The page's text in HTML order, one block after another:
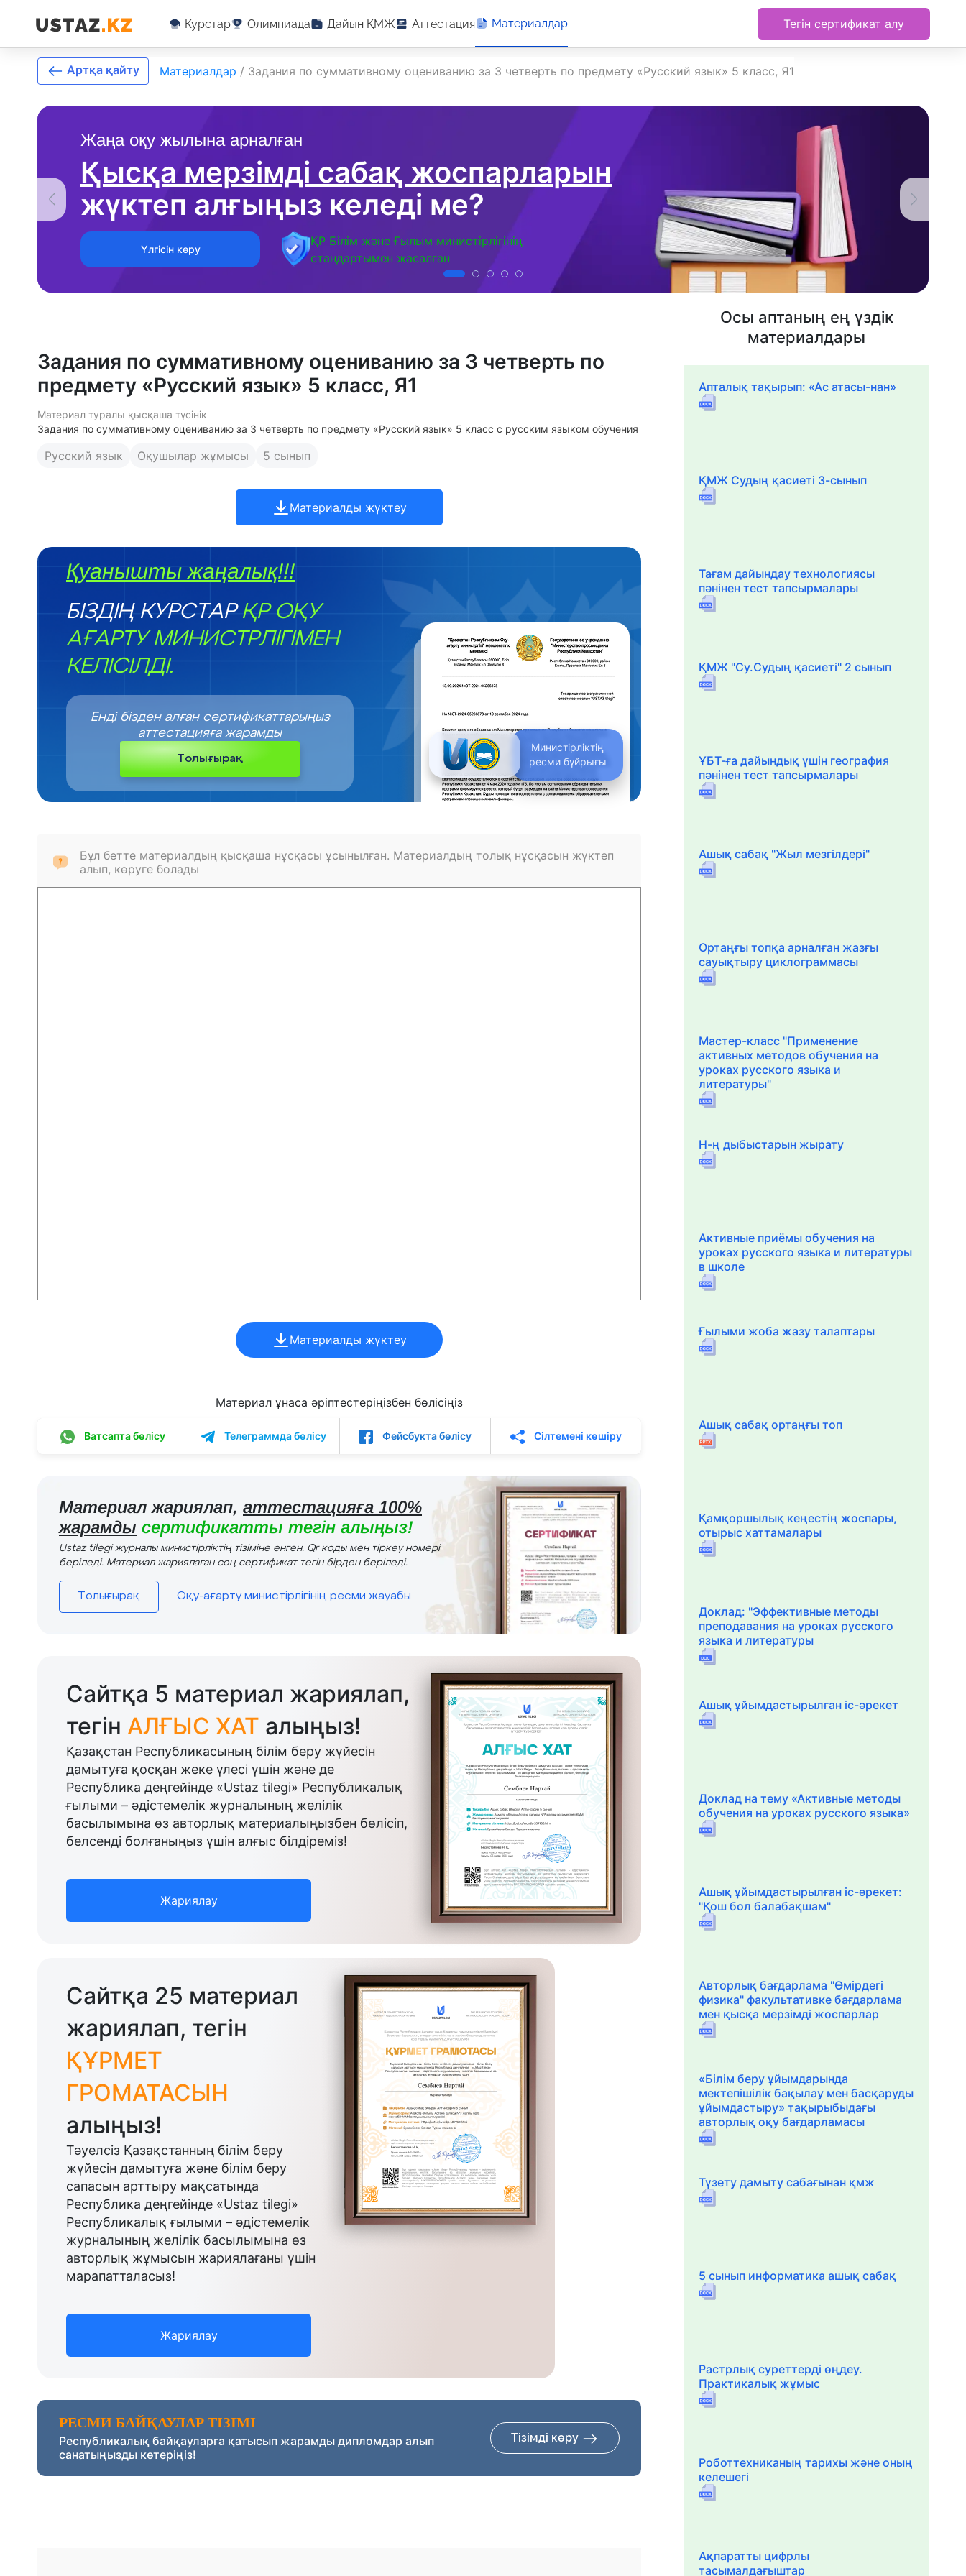
Курстар Олимпиада Дайын ҚМЖ Аттестация Материалдар Тегін сертификат алу
Жаңа оқу жылына арналған
Қысқа мерзімді сабақ жоспарларын
жүктеп алғыңыз келеді ме?
Үлгісін көру
ҚР Білім және Ғылым министірлігінің
стандартымен жасалған
Артқа қайту Материалдар / Задания по суммативному оцениванию за 3 четверть по предмету «Русский язык» 5 класс, Я1
Задания по суммативному оцениванию за 3 четверть по
предмету «Русский язык» 5 класс, Я1
Материал туралы қысқаша түсінік
Задания по суммативному оцениванию за 3 четверть по предмету «Русский язык» 5 класс с русским языком обучения
Русский язык Оқушылар жұмысы 5 сынып
Материалды жүктеу
Қуанышты жаңалық!!!
БІЗДІҢ КУРСТАР ҚР ОҚУ
АҒАРТУ МИНИСТРЛІГІМЕН
КЕЛІСІЛДІ.
Министірліктің
ресми бұйрығы
Енді бізден алған сертификаттарыңыз
аттестацияға жарамды
Толығырақ
Бұл бетте материалдың қысқаша нұсқасы ұсынылған. Материалдың толық нұсқасын жүктеп
алып, көруге болады
Материалды жүктеу
Материал ұнаса әріптестеріңізбен бөлісіңіз
Ватсапта бөлісу Телеграммда бөлісу Фейсбукта бөлісу Сілтемені көшіру
Материал жариялап, аттестацияға 100%
жарамды сертификатты тегін алыңыз!
Ustaz tilegi журналы министірліктің тізіміне енген. Qr коды мен тіркеу номері
беріледі. Материал жариялаған соң сертификат тегін бірден беріледі.
Толығырақ Оқу-ағарту министірлігінің ресми жауабы
Сайтқа 5 материал жариялап,
тегін АЛҒЫС ХАТ алыңыз!
Қазақстан Республикасының білім беру жүйесін
дамытуға қосқан жеке үлесі үшін және де
Республика деңгейінде «Ustaz tilegi» Республикалық
ғылыми – әдістемелік журналының желілік
басылымына өз авторлық материалыңызбен бөлісіп,
белсенді болғаныңыз үшін алғыс білдіреміз!
Жариялау
Сайтқа 25 материал
жариялап, тегін
ҚҰРМЕТ
ГРОМАТАСЫН
алыңыз!
Тәуелсіз Қазақстанның білім беру
жүйесін дамытуға және білім беру
сапасын арттыру мақсатында
Республика деңгейінде «Ustaz tilegi»
Республикалық ғылыми – әдістемелік
журналының желілік басылымына өз
авторлық жұмысын жариялағаны үшін
марапатталасыз!
Жариялау
РЕСМИ БАЙҚАУЛАР ТІЗІМІ
Республикалық байқауларға қатысып жарамды дипломдар алып
санатыңызды көтеріңіз!
Тізімді көру
Осы аптаның ең үздік
материалдары
Апталық тақырып: «Ас атасы-нан»
ҚМЖ Судың қасиеті 3-сынып
Тағам дайындау технологиясы
пәнінен тест тапсырмалары
ҚМЖ "Су.Судың қасиеті" 2 сынып
ҰБТ-ға дайындық үшін география
пәнінен тест тапсырмалары
Ашық сабақ "Жыл мезгілдері"
Ортаңғы топқа арналған жазғы
сауықтыру циклограммасы
Мастер-класс "Применение
активных методов обучения на
уроках русского языка и
литературы"
Н-ң дыбыстарын жырату
Активные приёмы обучения на
уроках русского языка и литературы
в школе
Ғылыми жоба жазу талаптары
Ашық сабақ ортаңғы топ
Қамқоршылық кеңестің жоспары,
отырыс хаттамалары
Доклад: "Эффективные методы
преподавания на уроках русского
языка и литературы
Ашық ұйымдастырылған іс-әрекет
Доклад на тему «Активные методы
обучения на уроках русского языка»
Ашық ұйымдастырылған іс-әрекет:
"Қош бол балабақшам"
Авторлық бағдарлама "Өмірдегі
физика" факультативке бағдарлама
мен қысқа мерзімді жоспарлар
«Білім беру ұйымдарында
мектепішілік бақылау мен басқаруды
ұйымдастыру» тақырыбыдағы
авторлық оқу бағдарламасы
Түзету дамыту сабағынан қмж
5 сынып информатика ашық сабақ
Растрлық суреттерді өңдеу.
Практикалық жұмыс
Роботтехниканың тарихы және оның
келешегі
Ақпаратты цифрлы
тасымалдағыштар